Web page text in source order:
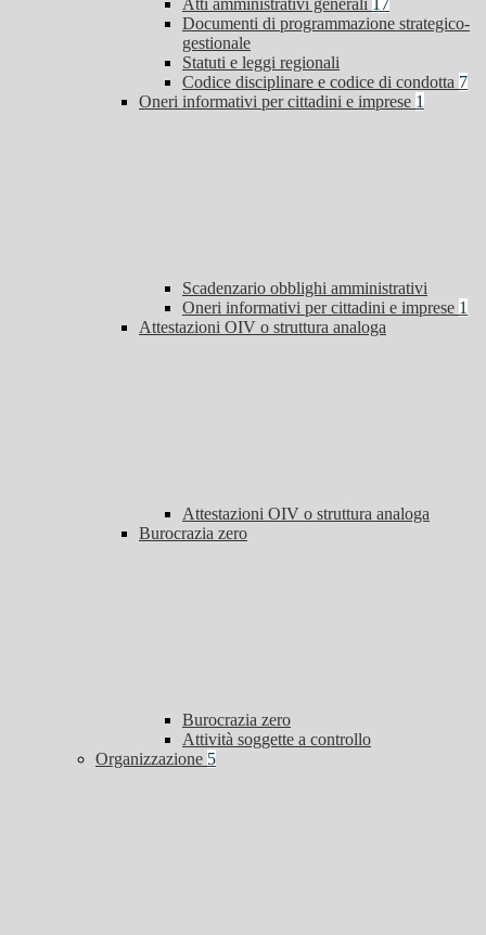
Atti amministrativi generali 17
Documenti di programmazione strategico-
gestionale
Statuti e leggi regionali
Codice disciplinare e codice di condotta 7
Oneri informativi per cittadini e imprese 1
Scadenzario obblighi amministrativi
Oneri informativi per cittadini e imprese 1
Attestazioni OIV o struttura analoga
Attestazioni OIV o struttura analoga
Burocrazia zero
Burocrazia zero
Attività soggette a controllo
Organizzazione 5